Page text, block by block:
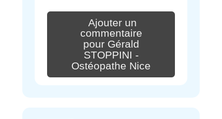
Ajouter un
commentaire
pour Gérald
STOPPINI -
Ostéopathe Nice